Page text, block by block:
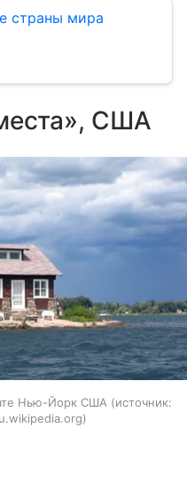
страны мира
США
Нью-Йорк США
источник: